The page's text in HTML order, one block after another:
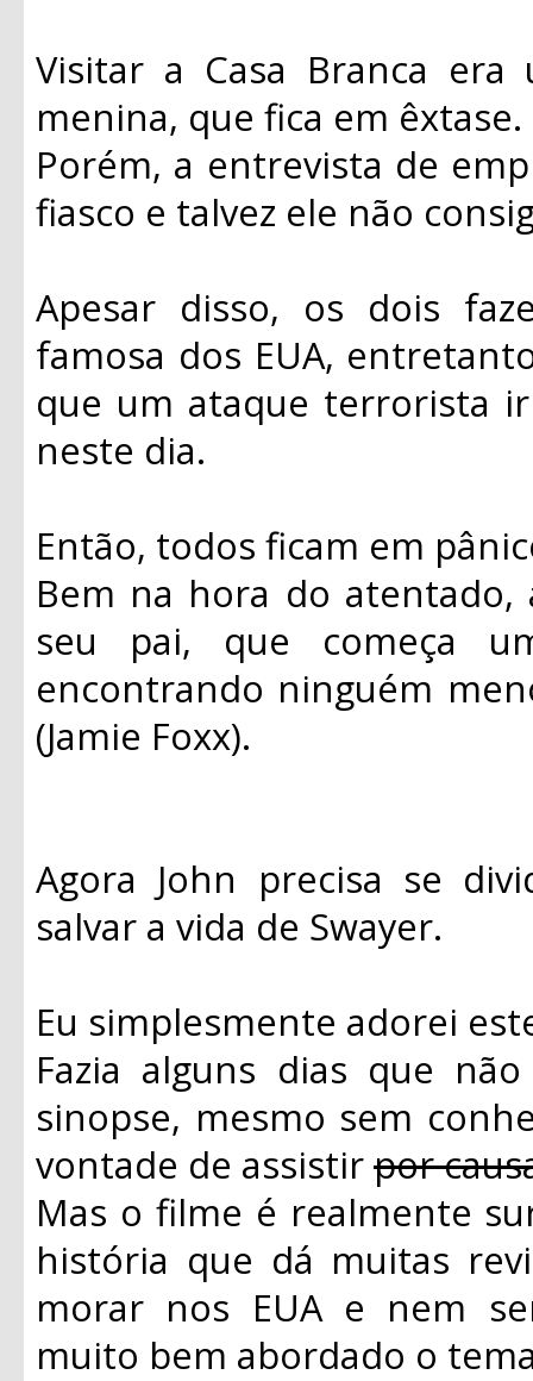
Visitar a Casa Branca
menina, que fica em êxtase.
Porém, a entrevista de
fiasco e talvez ele não
Apesar disso, os dois
famosa dos EUA,
que um ataque terrorista
neste dia.
Então, todos ficam em
Bem na hora do
seu pai, que começa
encontrando ninguém
(Jamie Foxx).
Agora John precisa se
salvar a vida de Swayer.
Eu simplesmente adorei
Fazia alguns dias que
sinopse, mesmo sem
vontade de assistirpor
Mas o filme é realmente
história que dá muitas
morar nos EUA e nem
muito bem abordado o